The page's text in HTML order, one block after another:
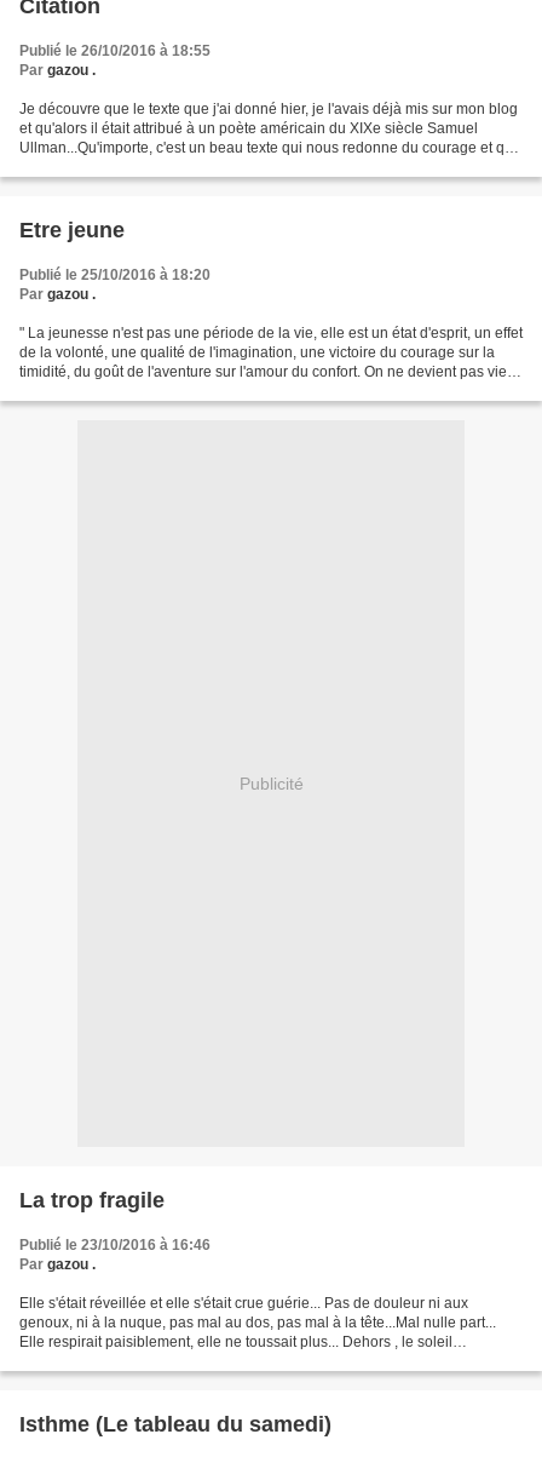
Citation
Publié le 26/10/2016 à 18:55
Par gazou .
Je découvre que le texte que j'ai donné hier, je l'avais déjà mis sur mon blog
et qu'alors il était attribué à un poète américain du XIXe siècle Samuel
Ullman...Qu'importe, c'est un beau texte qui nous redonne du courage et qui
Etre jeune
Publié le 25/10/2016 à 18:20
Par gazou .
" La jeunesse n'est pas une période de la vie, elle est un état d'esprit, un effet
de la volonté, une qualité de l'imagination, une victoire du courage sur la
timidité, du goût de l'aventure sur l'amour du confort. On ne devient pas vieux
Publicité
La trop fragile
Publié le 23/10/2016 à 16:46
Par gazou .
Elle s'était réveillée et elle s'était crue guérie... Pas de douleur ni aux
genoux, ni à la nuque, pas mal au dos, pas mal à la tête...Mal nulle part...
Elle respirait paisiblement, elle ne toussait plus... Dehors , le soleil
Isthme (Le tableau du samedi)